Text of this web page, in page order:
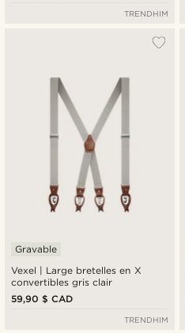
TRENDHIM
Vexel | Large bretelles en X
convertibles gris clair
Gravable
59,90 $ CAD
TRENDHIM